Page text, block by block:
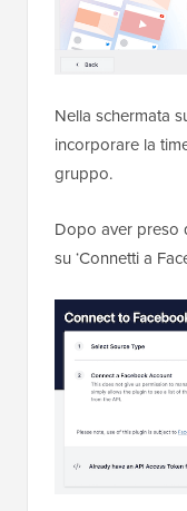
Nella schermata
incorporare la
gruppo.
Dopo aver preso
su ‘Connetti a